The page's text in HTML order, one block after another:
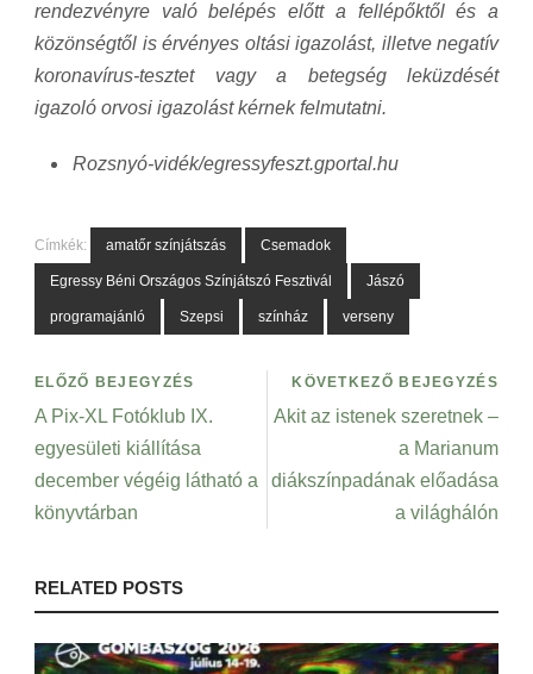
rendezvényre való belépés előtt a fellépőktől és a
közönségtől is érvényes oltási igazolást, illetve negatív
koronavírus-tesztet vagy a betegség leküzdését
igazoló orvosi igazolást kérnek felmutatni.
Rozsnyó-vidék/egressyfeszt.gportal.hu
Címkék: amatőr színjátszás Csemadok
Egressy Béni Országos Színjátszó Fesztivál Jászó
programajánló Szepsi színház verseny
ELŐZŐ BEJEGYZÉS
A Pix-XL Fotóklub IX.
egyesületi kiállítása
december végéig látható a
könyvtárban
KÖVETKEZŐ BEJEGYZÉS
Akit az istenek szeretnek –
a Marianum
diákszínpadának előadása
a világhálón
RELATED POSTS